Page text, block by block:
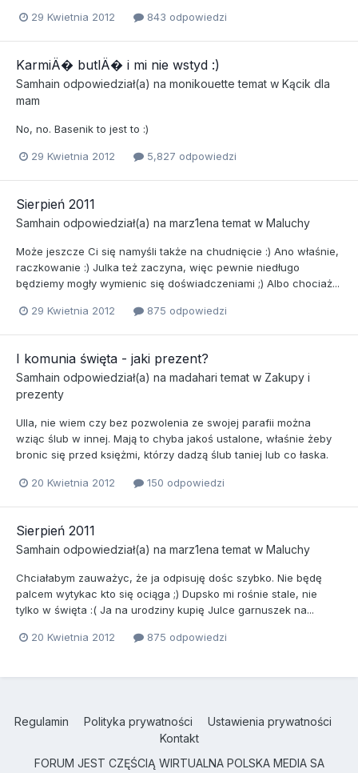
29 Kwietnia 2012 843 odpowiedzi
KarmiÄ� butlÄ� i mi nie wstyd :)
Samhain odpowiedział(a) na monikouette temat w Kącik dla
mam
No, no. Basenik to jest to :)
29 Kwietnia 2012 5,827 odpowiedzi
Sierpień 2011
Samhain odpowiedział(a) na marz1ena temat w Maluchy
Może jeszcze Ci się namyśli także na chudnięcie :) Ano właśnie,
raczkowanie :) Julka też zaczyna, więc pewnie niedługo
będziemy mogły wymienic się doświadczeniami ;) Albo chociaż...
29 Kwietnia 2012 875 odpowiedzi
I komunia święta - jaki prezent?
Samhain odpowiedział(a) na madahari temat w Zakupy i
prezenty
Ulla, nie wiem czy bez pozwolenia ze swojej parafii można
wziąc ślub w innej. Mają to chyba jakoś ustalone, właśnie żeby
bronic się przed księżmi, którzy dadzą ślub taniej lub co łaska.
20 Kwietnia 2012 150 odpowiedzi
Sierpień 2011
Samhain odpowiedział(a) na marz1ena temat w Maluchy
Chciałabym zauważyc, że ja odpisuję dośc szybko. Nie będę
palcem wytykac kto się ociąga ;) Dupsko mi rośnie stale, nie
tylko w święta :( Ja na urodziny kupię Julce garnuszek na...
20 Kwietnia 2012 875 odpowiedzi
Regulamin Polityka prywatności
Ustawienia prywatności
Kontakt
FORUM JEST CZĘŚCIĄ WIRTUALNA POLSKA MEDIA SA